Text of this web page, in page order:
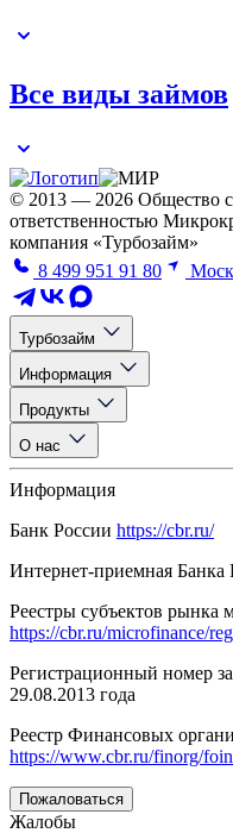
Все виды займов
© 2013 — 2026 Общество с
ответственностью
компания «Турбозайм»
8 499 951 91 80
Турбозайм
Информация
Продукты
О нас
Информация
Банк России https://cbr.ru/
Интернет-приемная Банка
Реестры субъектов рынка
https://cbr.ru/microfinance/
Регистрационный номер
29.08.2013 года
Реестр Финансовых
https://www.cbr.ru/finorg/
Пожаловаться
Жалобы